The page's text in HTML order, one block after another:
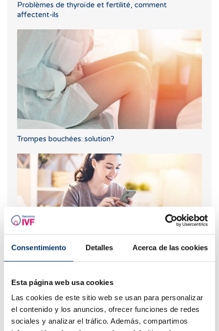
Consentimiento Detalles Acerca de las cookies
Esta página web usa cookies
Las cookies de este sitio web se usan para personalizar
el contenido y los anuncios, ofrecer funciones de redes
sociales y analizar el tráfico. Además, compartimos
Problèmes de thyroïde et fertilité, comment
affectent-ils
Trompes bouchées: solution?
Puis-je tomber enceinte si j'ai ou si j'ai eu des kystes